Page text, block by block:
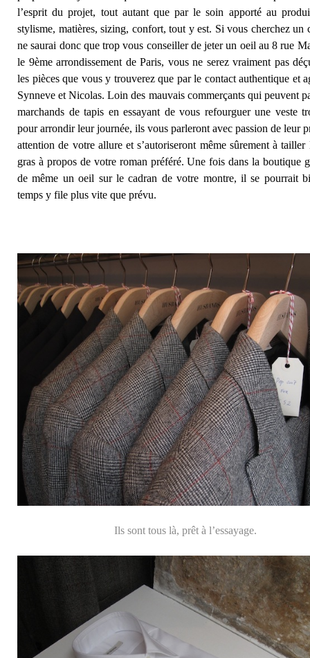
l’esprit du projet, tout autant que par le soin apporté au
stylisme, matières, sizing, confort, tout y est. Si vous cherchez un
ne saurai donc que trop vous conseiller de jeter un oeil au 8 rue
le 9ème arrondissement de Paris, vous ne serez vraiment pas
les pièces que vous y trouverez que par le contact authentique et
Synneve et Nicolas. Loin des mauvais commerçants qui peuvent
marchands de tapis en essayant de vous refourguer une veste
pour arrondir leur journée, ils vous parleront avec passion de leur
attention de votre allure et s’autoriseront même sûrement à
gras à propos de votre roman préféré. Une fois dans la boutique
de même un oeil sur le cadran de votre montre, il se pourrait
temps y file plus vite que prévu.
Ils sont tous là, prêt à l’essayage.